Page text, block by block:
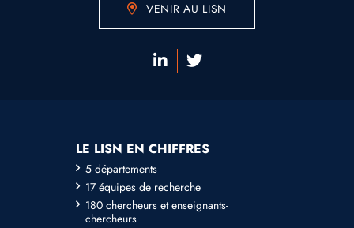
VENIR AU LISN
LE LISN EN CHIFFRES
5 départements
17 équipes de recherche
180 chercheurs et enseignants-
chercheurs